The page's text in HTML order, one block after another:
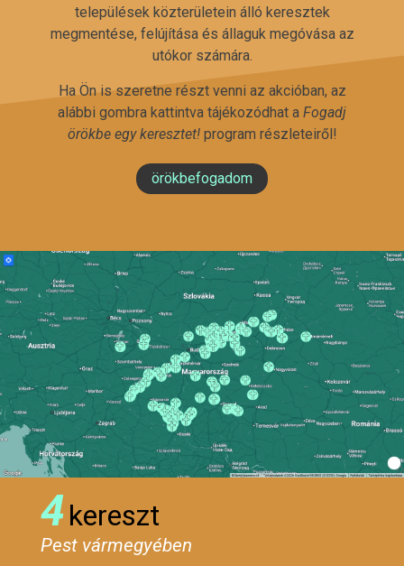
települések közterületein álló keresztek
megmentése, felújítása és állaguk megóvása az
utókor számára.
Ha Ön is szeretne részt venni az akcióban, az
alábbi gombra kattintva tájékozódhat a Fogadj
örökbe egy keresztet!program részleteiről!
örökbefogadom
4kereszt
Pest vármegyében